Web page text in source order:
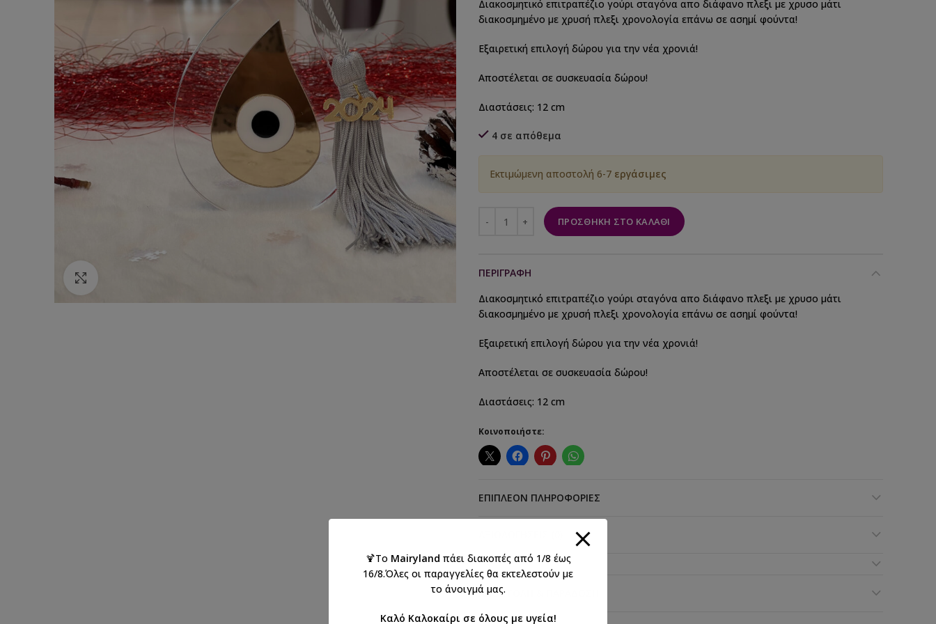
Διακοσμητικό επιτραπέζιο γούρι σταγόνα απο διάφανο πλεξι με χρυσο μάτι
διακοσμημένο με χρυσή πλεξι χρονολογία επάνω σε ασημί φούντα!
Εξαιρετική επιλογή δώρου για την νέα χρονιά!
Αποστέλεται σε συσκευασία δώρου!
Διαστάσεις: 12 cm
4 σε απόθεμα
Εκτιμώμενη αποστολή 6-7 εργάσιμες
ΠΡΟΣΘΉΚΗ ΣΤΟ ΚΑΛΆΘΙ
ΠΕΡΙΓΡΑΦΉ
Διακοσμητικό επιτραπέζιο γούρι σταγόνα απο διάφανο πλεξι με χρυσο μάτι
διακοσμημένο με χρυσή πλεξι χρονολογία επάνω σε ασημί φούντα!
Εξαιρετική επιλογή δώρου για την νέα χρονιά!
Αποστέλεται σε συσκευασία δώρου!
Διαστάσεις: 12 cm
Κοινοποιήστε:
ΕΠΙΠΛΈΟΝ ΠΛΗΡΟΦΟΡΊΕΣ
ΑΠΟΣΤΟΛΉ & ΠΑΡΆΔΟΣΗ
🍹Το Mairyland πάει διακοπές από 1/8 έως
16/8.Όλες οι παραγγελίες θα εκτελεστούν με
το άνοιγμά μας.
Καλό Καλοκαίρι σε όλους με υγεία!